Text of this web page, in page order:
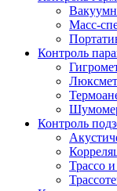
Масс-
Контроль
Контроль
Трассо